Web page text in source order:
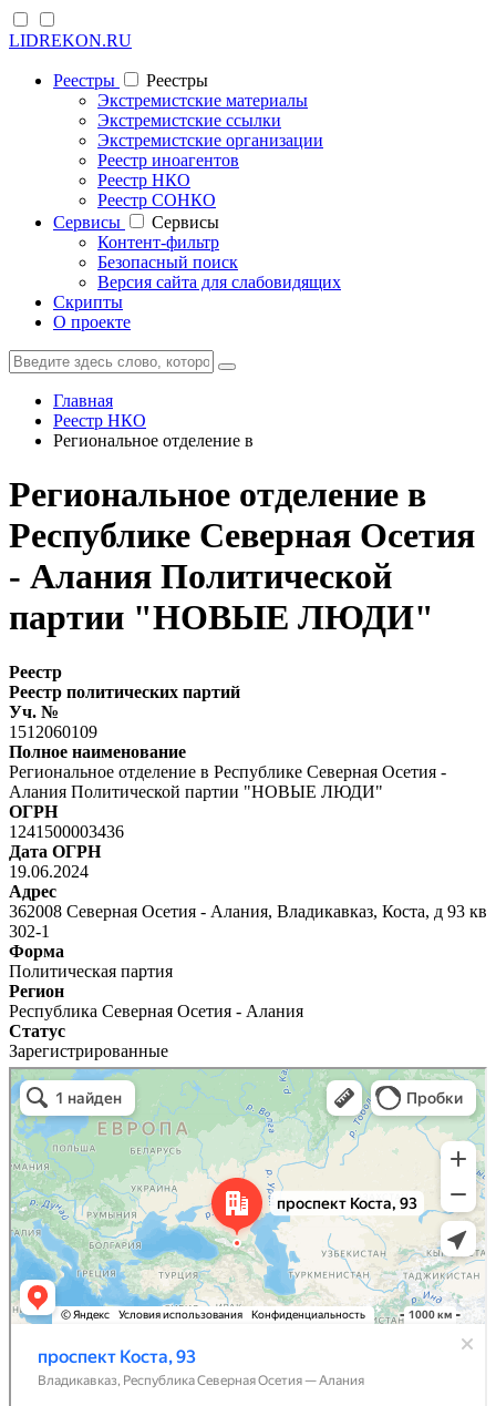
LIDREKON.RU
Реестры
Реестры
Экстремистские материалы
Экстремистские ссылки
Экстремистские организации
Реестр иноагентов
Реестр НКО
Реестр СОНКО
Cервисы
Cервисы
Контент-фильтр
Безопасный поиск
Версия сайта для слабовидящих
Скрипты
О проекте
Главная
Реестр НКО
Региональное отделение в
Региональное отделение в
Республике Северная Осетия
- Алания Политической
партии "НОВЫЕ ЛЮДИ"
Реестр
Реестр политических партий
Уч. №
1512060109
Полное наименование
Региональное отделение в Республике Северная Осетия -
Алания Политической партии "НОВЫЕ ЛЮДИ"
ОГРН
1241500003436
Дата ОГРН
19.06.2024
Адрес
362008 Северная Осетия - Алания, Владикавказ, Коста, д 93 кв
302-1
Форма
Политическая партия
Регион
Республика Северная Осетия - Алания
Статус
Зарегистрированные